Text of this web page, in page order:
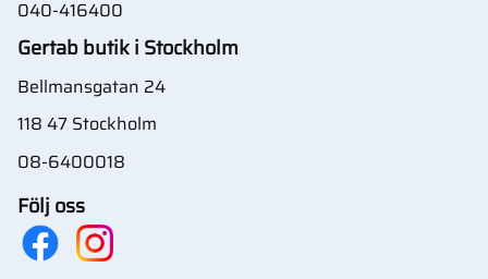
040-416400
Gertab butik i Stockholm
Bellmansgatan 24
118 47 Stockholm
08-6400018
Följ oss